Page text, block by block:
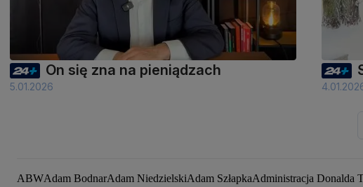
On się zna na pieniądzach
5.01.2026
ABWAdam BodnarAdam NiedzielskiAdam SzłapkaAdministracja Donalda